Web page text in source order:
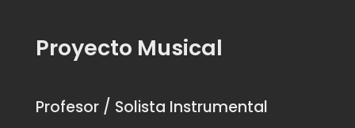
Proyecto Musical
Profesor / Solista Instrumental